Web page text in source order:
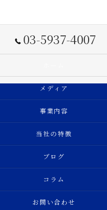
03-5937-4007
メディア
事業内容
当社の特徴
ブログ
コラム
お問い合わせ